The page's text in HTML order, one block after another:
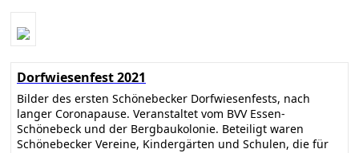
Dorfwiesenfest 2021
Bilder des ersten Schönebecker Dorfwiesenfests, nach
langer Coronapause. Veranstaltet vom BVV Essen-
Schönebeck und der Bergbaukolonie. Beteiligt waren
Schönebecker Vereine, Kindergärten und Schulen, die für